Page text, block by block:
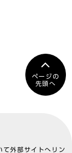
ページの
先頭へ
て外部サイトへリン